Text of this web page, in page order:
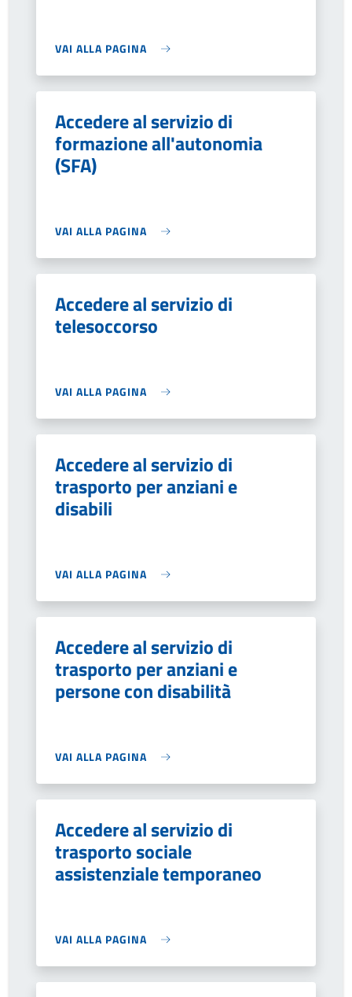
VAI ALLA PAGINA
Accedere al servizio di
formazione all'autonomia
(SFA)
VAI ALLA PAGINA
Accedere al servizio di
telesoccorso
VAI ALLA PAGINA
Accedere al servizio di
trasporto per anziani e
disabili
VAI ALLA PAGINA
Accedere al servizio di
trasporto per anziani e
persone con disabilità
VAI ALLA PAGINA
Accedere al servizio di
trasporto sociale
assistenziale temporaneo
VAI ALLA PAGINA